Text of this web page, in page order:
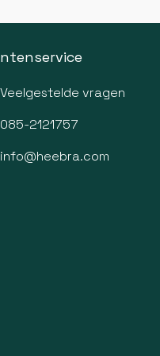
Veelgestelde vragen
085-2121757
info@heebra.com